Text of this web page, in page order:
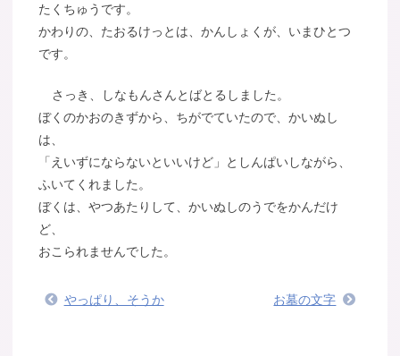
たくちゅうです。
かわりの、たおるけっとは、かんしょくが、いまひとつ
です。
さっき、しなもんさんとばとるしました。
ぼくのかおのきずから、ちがでていたので、かいぬし
は、
「えいずにならないといいけど」としんぱいしながら、
ふいてくれました。
ぼくは、やつあたりして、かいぬしのうでをかんだけ
ど、
おこられませんでした。
やっぱり、そうか お墓の文字